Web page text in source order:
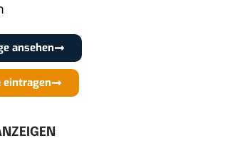
ansehen
eintragen